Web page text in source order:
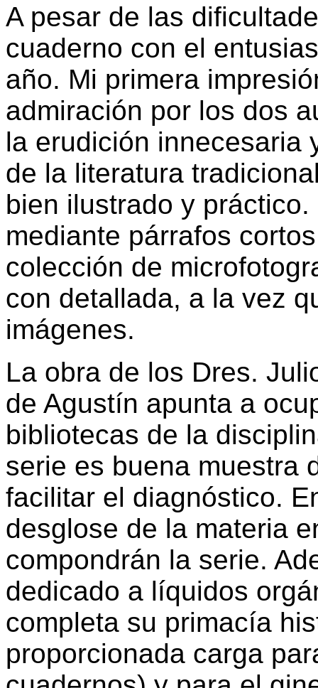
A pesar de las
cuaderno con el
año. Mi primera
admiración por los dos
la erudición innecesaria
de la literatura
bien ilustrado y
mediante párrafos
colección de
con detallada, a la vez
imágenes.
La obra de los Dres.
de Agustín apunta a
bibliotecas de la
serie es buena muestra
facilitar el diagnóstico.
desglose de la materia
compondrán la serie.
dedicado a líquidos
completa su primacía
proporcionada carga